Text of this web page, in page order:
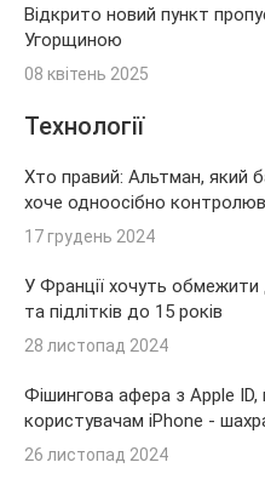
Відкрито новий пункт
Угорщиною
08 квітень 2025
Технології
Хто правий: Альтман, який
хоче одноосібно
17 грудень 2024
У Франції хочуть
та підлітків до 15 років
28 листопад 2024
Фішингова афера з Apple ID,
користувачам iPhone -
26 листопад 2024